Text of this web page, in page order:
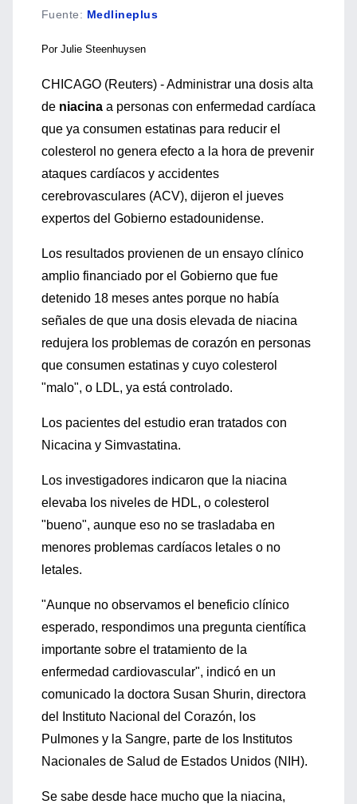
Fuente: Medlineplus
Por Julie Steenhuysen
CHICAGO (Reuters) - Administrar una dosis alta
de niacina a personas con enfermedad cardíaca
que ya consumen estatinas para reducir el
colesterol no genera efecto a la hora de prevenir
ataques cardíacos y accidentes
cerebrovasculares (ACV), dijeron el jueves
expertos del Gobierno estadounidense.
Los resultados provienen de un ensayo clínico
amplio financiado por el Gobierno que fue
detenido 18 meses antes porque no había
señales de que una dosis elevada de niacina
redujera los problemas de corazón en personas
que consumen estatinas y cuyo colesterol
"malo", o LDL, ya está controlado.
Los pacientes del estudio eran tratados con
Nicacina y Simvastatina.
Los investigadores indicaron que la niacina
elevaba los niveles de HDL, o colesterol
"bueno", aunque eso no se trasladaba en
menores problemas cardíacos letales o no
letales.
"Aunque no observamos el beneficio clínico
esperado, respondimos una pregunta científica
importante sobre el tratamiento de la
enfermedad cardiovascular", indicó en un
comunicado la doctora Susan Shurin, directora
del Instituto Nacional del Corazón, los
Pulmones y la Sangre, parte de los Institutos
Nacionales de Salud de Estados Unidos (NIH).
Se sabe desde hace mucho que la niacina,